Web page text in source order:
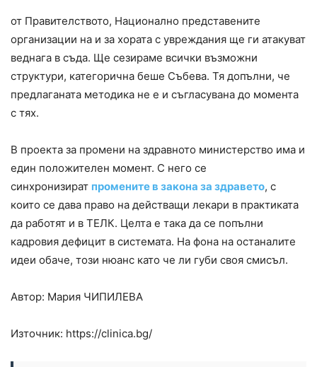
от Правителството, Национално представените
организации на и за хората с увреждания ще ги атакуват
веднага в съда. Ще сезираме всички възможни
структури, категорична беше Събева. Тя допълни, че
предлаганата методика не е и съгласувана до момента
с тях.
В проекта за промени на здравното министерство има и
един положителен момент. С него се
синхронизират промените в закона за здравето, с
които се дава право на действащи лекари в практиката
да работят и в ТЕЛК. Целта е така да се попълни
кадровия дефицит в системата. На фона на останалите
идеи обаче, този нюанс като че ли губи своя смисъл.
Автор: Мария ЧИПИЛЕВА
Източник: https://clinica.bg/